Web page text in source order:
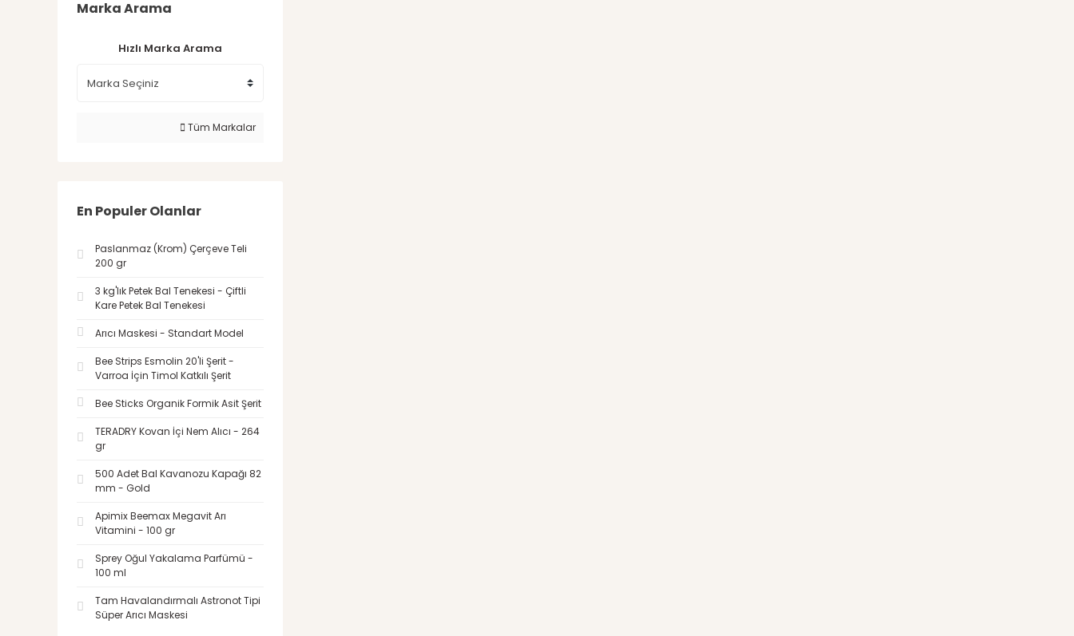
Marka Arama
Hızlı Marka Arama
Tüm Markalar
En Populer Olanlar
Paslanmaz (Krom) Çerçeve Teli
200 gr
3 kg'lık Petek Bal Tenekesi - Çiftli
Kare Petek Bal Tenekesi
Arıcı Maskesi - Standart Model
Bee Strips Esmolin 20'li Şerit -
Varroa İçin Timol Katkılı Şerit
Bee Sticks Organik Formik Asit Şerit
TERADRY Kovan İçi Nem Alıcı - 264
gr
500 Adet Bal Kavanozu Kapağı 82
mm - Gold
Apimix Beemax Megavit Arı
Vitamini - 100 gr
Sprey Oğul Yakalama Parfümü -
100 ml
Tam Havalandırmalı Astronot Tipi
Süper Arıcı Maskesi